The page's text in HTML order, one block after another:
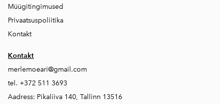
Müügitingimused
Privaatsuspoliitika
Kontakt
Kontakt
merlemoeari@gmail.com
tel. +372 511 3693
Aadress: Pikaliiva 140, Tallinn 13516